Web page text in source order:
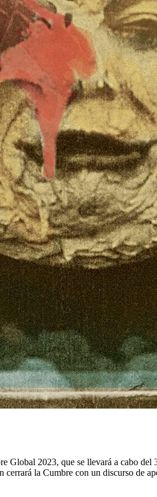
Global 2023, que se llevará a cabo
la Cumbre con un discurso de